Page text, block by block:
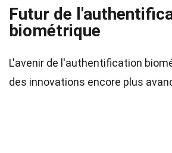
Futur de
biométrique
L'avenir de l'authentification
des innovations encore plus